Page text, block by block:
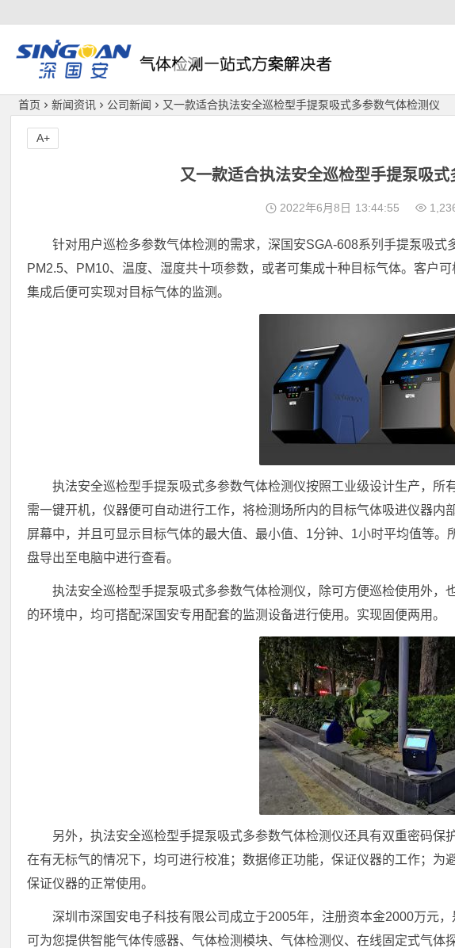
深国安
首页 新闻资讯 公司新闻 又一款适合执法安全巡检型手提泵吸式多参数气体检测仪
又一款适合执法安全巡检型手提泵吸
2022年6月8日 13:44:55
针对用户巡检多参数气体检测的需求，深国安SGA-608系列手提泵吸式
PM2.5、PM10、温度、湿度共十项参数，或者可集成十种目标气体。客户
集成后便可实现对目标气体的监测。
执法安全巡检型手提泵吸式多参数气体检测仪按照工业级设计生产，所
需一键开机，仪器便可自动进行工作，将检测场所内的目标气体吸进仪器内
屏幕中，并且可显示目标气体的最大值、最小值、1分钟、1小时平均值等
盘导出至电脑中进行查看。
执法安全巡检型手提泵吸式多参数气体检测仪，除可方便巡检使用外，
的环境中，均可搭配深国安专用配套的监测设备进行使用。实现固便两用。
另外，执法安全巡检型手提泵吸式多参数气体检测仪还具有双重密码保
在有无标气的情况下，均可进行校准；数据修正功能，保证仪器的工作；为
保证仪器的正常使用。
深圳市深国安电子科技有限公司成立于2005年，注册资本金2000万元
可为您提供智能气体传感器、气体检测模块、气体检测仪、在线固定式气体
A+